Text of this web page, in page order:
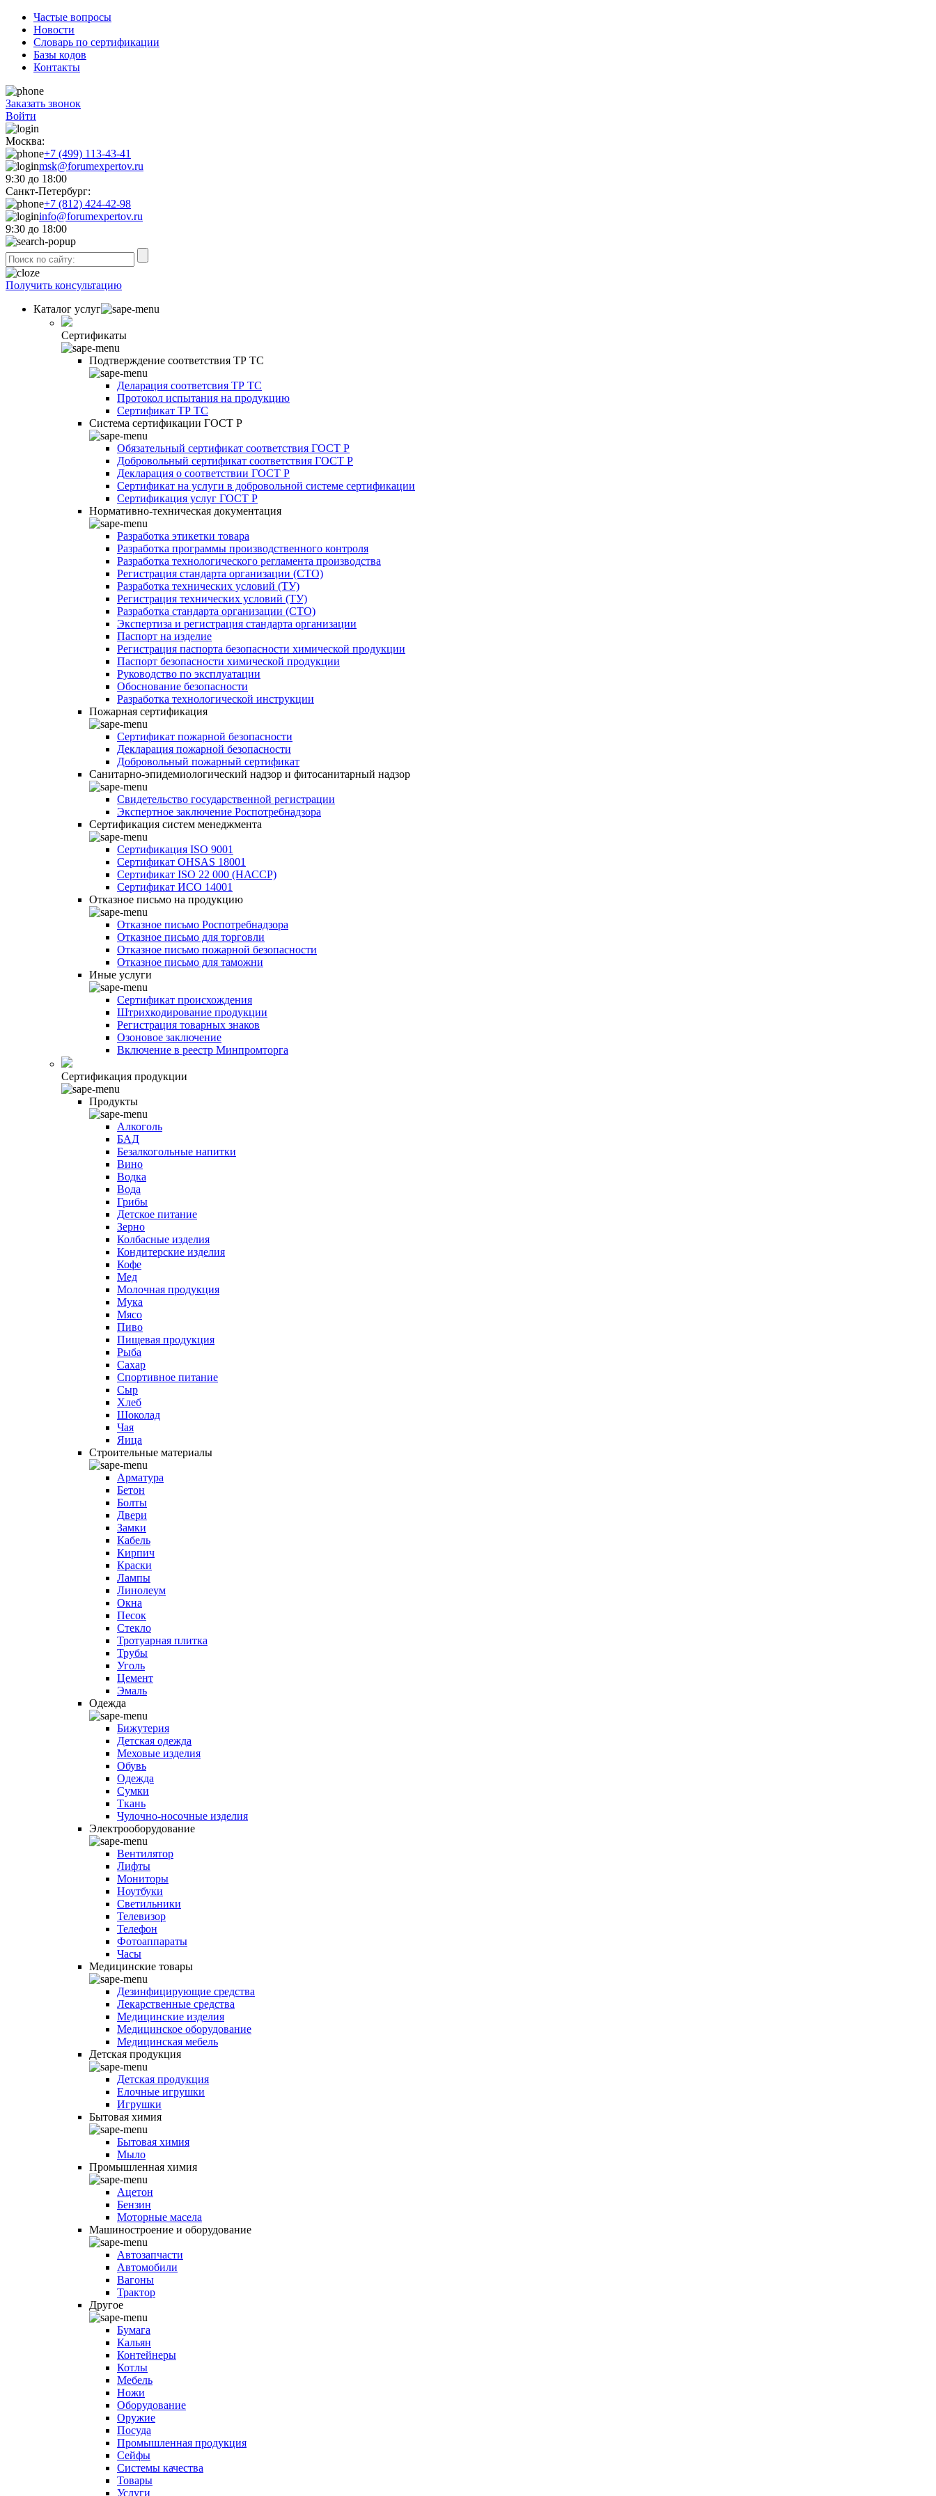
Частые вопросы
Новости
Словарь по сертификации
Базы кодов
Контакты
Заказать звонок
Войти
Москва:
+7 (499) 113-43-41
msk@forumexpertov.ru
9:30 до 18:00
Санкт-Петербург:
+7 (812) 424-42-98
info@forumexpertov.ru
9:30 до 18:00
Получить консультацию
Каталог услуг
Сертификаты
Подтверждение соответствия ТР ТС
Деларация соответсвия ТР ТС
Протокол испытания на продукцию
Сертификат ТР ТС
Система сертификации ГОСТ Р
Обязательный сертификат соответствия ГОСТ Р
Добровольный сертификат соответствия ГОСТ Р
Декларация о соответствии ГОСТ Р
Сертификат на услуги в добровольной системе сертификации
Сертификация услуг ГОСТ Р
Нормативно-техническая документация
Разработка этикетки товара
Разработка программы производственного контроля
Разработка технологического регламента производства
Регистрация стандарта организации (СТО)
Разработка технических условий (ТУ)
Регистрация технических условий (ТУ)
Разработка стандарта организации (СТО)
Экспертиза и регистрация стандарта организации
Паспорт на изделие
Регистрация паспорта безопасности химической продукции
Паспорт безопасности химической продукции
Руководство по эксплуатации
Обоснование безопасности
Разработка технологической инструкции
Пожарная сертификация
Сертификат пожарной безопасности
Декларация пожарной безопасности
Добровольный пожарный сертификат
Санитарно-эпидемиологический надзор и фитосанитарный надзор
Свидетельство государственной регистрации
Экспертное заключение Роспотребнадзора
Сертификация систем менеджмента
Сертификация ISO 9001
Сертификат OHSAS 18001
Сертификат ISO 22 000 (НАССР)
Сертификат ИСО 14001
Отказное письмо на продукцию
Отказное письмо Роспотребнадзора
Отказное письмо для торговли
Отказное письмо пожарной безопасности
Отказное письмо для таможни
Иные услуги
Сертификат происхождения
Штрихкодирование продукции
Регистрация товарных знаков
Озоновое заключение
Включение в реестр Минпромторга
Сертификация продукции
Продукты
Алкоголь
БАД
Безалкогольные напитки
Вино
Водка
Вода
Грибы
Детское питание
Зерно
Колбасные изделия
Кондитерские изделия
Кофе
Мед
Молочная продукция
Мука
Мясо
Пиво
Пищевая продукция
Рыба
Сахар
Спортивное питание
Сыр
Хлеб
Шоколад
Чая
Яица
Строительные материалы
Арматура
Бетон
Болты
Двери
Замки
Кабель
Кирпич
Краски
Лампы
Линолеум
Окна
Песок
Стекло
Тротуарная плитка
Трубы
Уголь
Цемент
Эмаль
Одежда
Бижутерия
Детская одежда
Меховые изделия
Обувь
Одежда
Сумки
Ткань
Чулочно-носочные изделия
Электрооборудование
Вентилятор
Лифты
Мониторы
Ноутбуки
Светильники
Телевизор
Телефон
Фотоаппараты
Часы
Медицинские товары
Дезинфицирующие средства
Лекарственные средства
Медицинские изделия
Медицинское оборудование
Медицинская мебель
Детская продукция
Детская продукция
Елочные игрушки
Игрушки
Бытовая химия
Бытовая химия
Мыло
Промышленная химия
Ацетон
Бензин
Моторные масела
Машиностроение и оборудование
Автозапчасти
Автомобили
Вагоны
Трактор
Другое
Бумага
Кальян
Контейнеры
Котлы
Мебель
Ножи
Оборудование
Оружие
Посуда
Промышленная продукция
Сейфы
Системы качества
Товары
Услуги